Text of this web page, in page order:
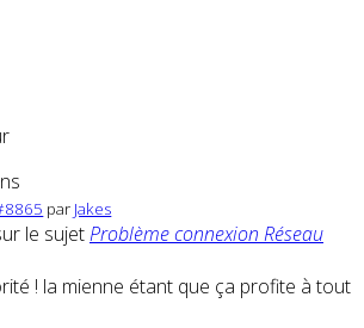
par Jakes
le sujetProblème connexion Réseau
! la mienne étant que ça profite à tout